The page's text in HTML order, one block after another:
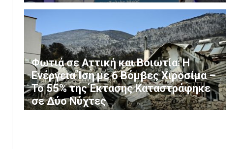
Φωτιά σε Αττική και Βοιωτία: Η
Ενέργεια Ίση με 6 Βόμβες Χιροσίμα –
Το 55% της Έκτασης Καταστράφηκε
σε Δύο Νύχτες